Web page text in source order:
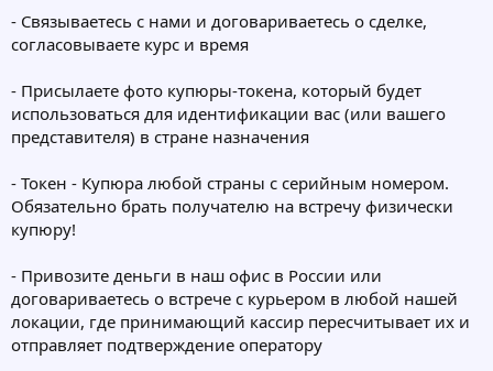
- Связываетесь с нами и договариваетесь о сделке,
согласовываете курс и время
- Присылаете фото купюры-токена, который будет
использоваться для идентификации вас (или вашего
представителя) в стране назначения
- Токен - Купюра любой страны с серийным номером.
Обязательно брать получателю на встречу физически
купюру!
- Привозите деньги в наш офис в России или
договариваетесь о встрече с курьером в любой нашей
локации, где принимающий кассир пересчитывает их и
отправляет подтверждение оператору